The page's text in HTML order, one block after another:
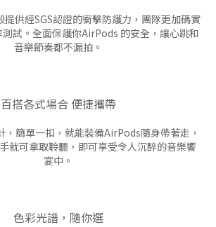
供經SGS認證的衝擊防護力，團隊更加碼實
試。全面保護你AirPods 的安全，讓心跳和
音樂節奏都不漏拍。
百搭各式場合 便捷攜帶
，簡單一扣，就能裝備AirPods隨身帶著走，
就可拿取聆聽，即可享受令人沉醉的音樂饗
宴中。
色彩光譜，隨你選